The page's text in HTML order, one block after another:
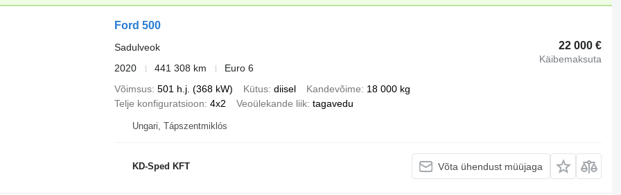
Ford 500
22 000 €
Käibemaksuta
Sadulveok
2020
441 308 km
Euro 6
Võimsus 501 h.j. (368 kW) Kütus diisel Kandevõime
18 000 kg
Telje konfiguratsioon 4x2 Veoülekande liik tagavedu
Ungari, Tápszentmiklós
KD-Sped KFT Võta ühendust müüjaga